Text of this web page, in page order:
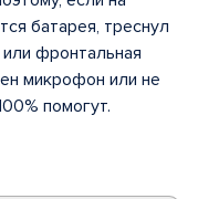
батарея, треснул
фронтальная
микрофон или не
помогут.